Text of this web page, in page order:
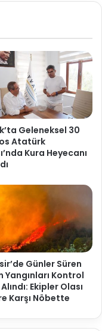
Geleneksel 30
Atatürk
Kura Heyecanı
Günler Süren
Yangınları Kontrol
Ekipler Olası
Karşı Nöbette